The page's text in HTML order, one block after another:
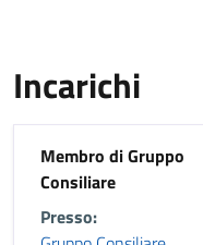
Incarichi
Membro di Gruppo
Consiliare
Presso: